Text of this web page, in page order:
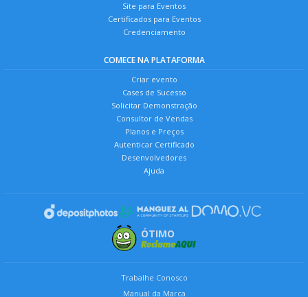
Site para Eventos
Certificados para Eventos
Credenciamento
COMECE NA PLATAFORMA
Criar evento
Cases de Sucesso
Solicitar Demonstração
Consultor de Vendas
Planos e Preços
Autenticar Certificado
Desenvolvedores
Ajuda
ÓTIMO
Trabalhe Conosco
Manual da Marca